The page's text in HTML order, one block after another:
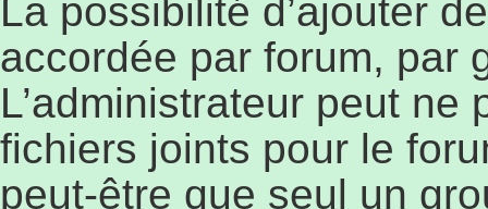
La possibilité d’ajouter
accordée par forum, par
L’administrateur peut ne
fichiers joints pour le
peut-être que seul un